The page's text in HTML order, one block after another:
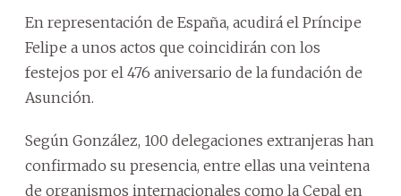
En representación de España, acudirá el Príncipe
Felipe a unos actos que coincidirán con los
festejos por el 476 aniversario de la fundación de
Asunción.
Según González, 100 delegaciones extranjeras han
confirmado su presencia, entre ellas una veintena
de organismos internacionales como la Cepal en